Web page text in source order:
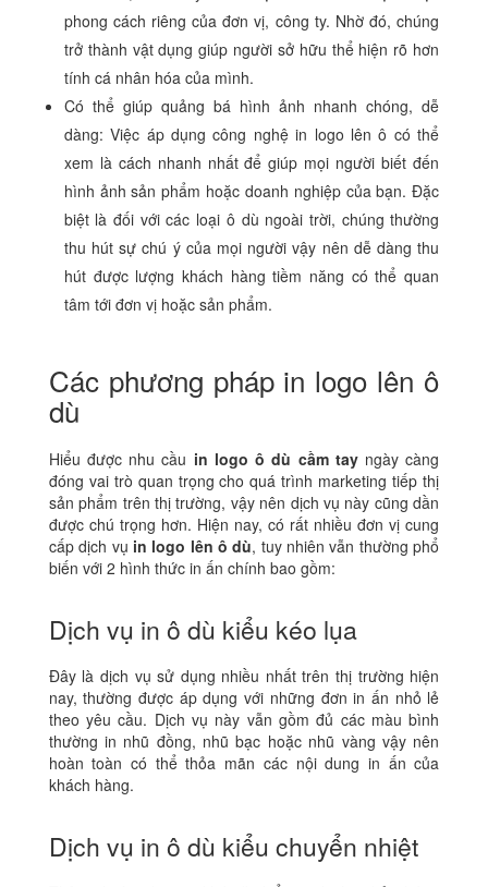
phong cách riêng của đơn vị, công ty. Nhờ đó, chúng
trở thành vật dụng giúp người sở hữu thể hiện rõ hơn
tính cá nhân hóa của mình.
Có thể giúp quảng bá hình ảnh nhanh chóng, dễ
dàng: Việc áp dụng công nghệ in logo lên ô có thể
xem là cách nhanh nhất để giúp mọi người biết đến
hình ảnh sản phẩm hoặc doanh nghiệp của bạn. Đặc
biệt là đối với các loại ô dù ngoài trời, chúng thường
thu hút sự chú ý của mọi người vậy nên dễ dàng thu
hút được lượng khách hàng tiềm năng có thể quan
tâm tới đơn vị hoặc sản phẩm.
Các phương pháp in logo lên ô
dù
Hiểu được nhu cầu in logo ô dù cầm tayngày càng
đóng vai trò quan trọng cho quá trình marketing tiếp thị
sản phẩm trên thị trường, vậy nên dịch vụ này cũng dần
được chú trọng hơn. Hiện nay, có rất nhiều đơn vị cung
cấp dịch vụ in logo lên ô dù, tuy nhiên vẫn thường phổ
biến với 2 hình thức in ấn chính bao gồm:
Dịch vụ in ô dù kiểu kéo lụa
Đây là dịch vụ sử dụng nhiều nhất trên thị trường hiện
nay, thường được áp dụng với những đơn in ấn nhỏ lẻ
theo yêu cầu. Dịch vụ này vẫn gồm đủ các màu bình
thường in nhũ đồng, nhũ bạc hoặc nhũ vàng vậy nên
hoàn toàn có thể thỏa mãn các nội dung in ấn của
khách hàng.
Dịch vụ in ô dù kiểu chuyển nhiệt